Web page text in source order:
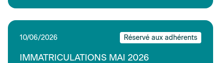
10/06/2026 Réservé aux adhérents
IMMATRICULATIONS MAI 2026